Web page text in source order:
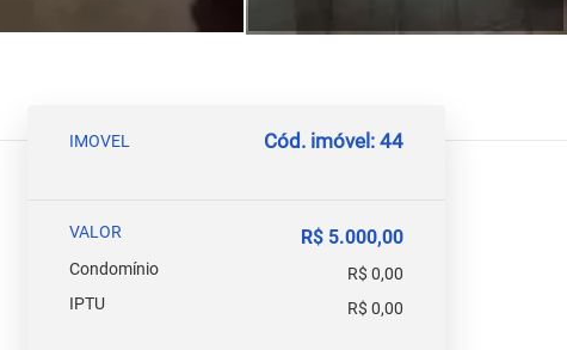
IMOVEL Cód. imóvel: 44
VALOR R$ 5.000,00
Condomínio
R$ 0,00
IPTU
R$ 0,00